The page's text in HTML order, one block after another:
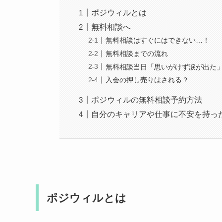
ポジウィルとは
無料相談へ
無料相談はすぐにはできない…！
無料相談までの流れ
無料相談当日「思いがけず涙が出た
入会の押し売りはされる？
ポジウィルの無料相談予約方法
自分のキャリアや仕事に不安を持っ
ポジウィルとは